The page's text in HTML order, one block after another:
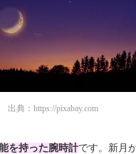
出典： https://pixabay.com
を持った腕時計です 。新月